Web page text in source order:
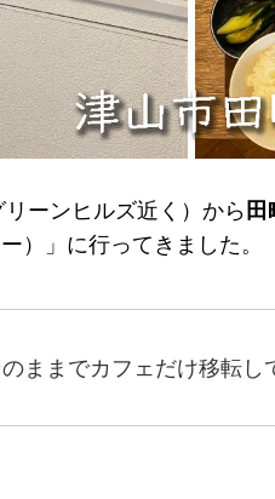
ーンヒルズ近く）から 田
）」に行ってきました。
ままでカフェだけ移転し